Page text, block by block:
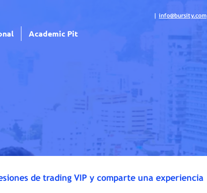
|info@bursity.com
Academic Pit
de trading VIP y comparte una experiencia